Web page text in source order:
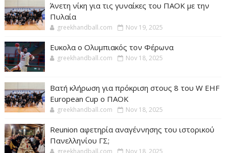
Άνετη νίκη για τις γυναίκες του ΠΑΟΚ με την
Πυλαία
greekhandball.com Nov 19, 2025
Ευκολα ο Ολυμπιακός τον Φέρωνα
greekhandball.com Nov 18, 2025
Βατή κλήρωση για πρόκριση στους 8 του W EHF
European Cup ο ΠΑΟΚ
greekhandball.com Nov 18, 2025
Reunion αφετηρία αναγέννησης του ιστορικού
Πανελληνίου ΓΣ;
greekhandball.com Nov 18, 2025